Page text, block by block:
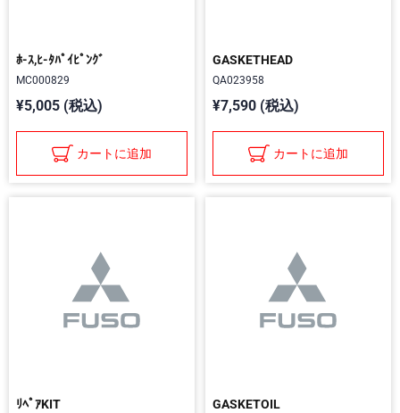
ﾎ-ｽ,ﾋ-ﾀﾊﾟｲﾋﾟﾝｸﾞ
MC000829
¥5,005 (税込)
カートに追加
GASKETHEAD
QA023958
¥7,590 (税込)
カートに追加
ﾘﾍﾟｱKIT GASKETOIL